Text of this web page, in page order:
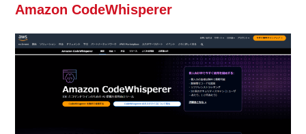
Amazon CodeWhisperer